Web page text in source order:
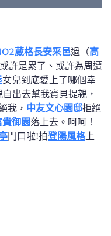
葳格長安采邑過（高
許是累了、或許為周遭
女兒到底愛上了哪個幸
自出去幫我寶貝提親，
我， 中友文心園邸拒絕
貴御園落上去。呵呵！
門口啦!拍登陽風格上